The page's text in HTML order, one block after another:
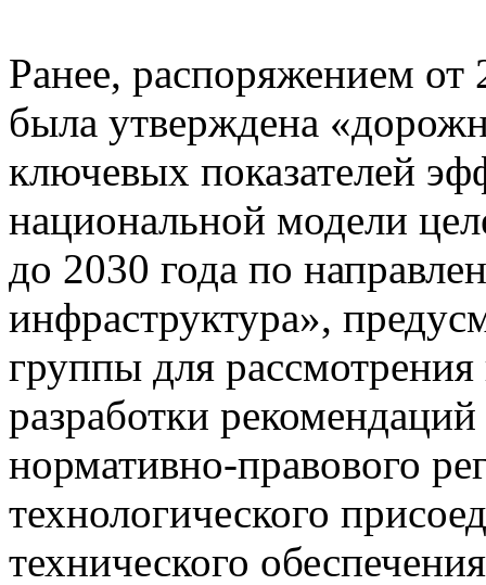
Ранее, распоряжением
была утверждена
ключевых показателей
национальной модели
до 2030 года по
инфраструктура»,
группы для
разработки
нормативно-правового
технологического
технического